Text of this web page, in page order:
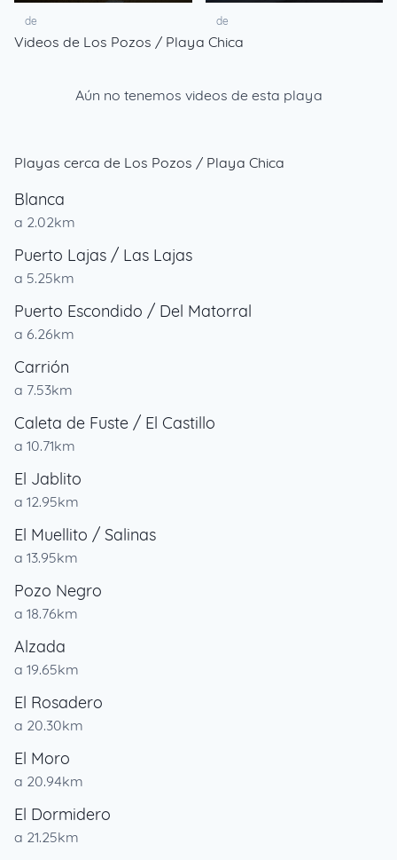
de de
Videos de Los Pozos / Playa Chica
Aún no tenemos videos de esta playa
Playas cerca de Los Pozos / Playa Chica
Blanca
a 2.02km
Puerto Lajas / Las Lajas
a 5.25km
Puerto Escondido / Del Matorral
a 6.26km
Carrión
a 7.53km
Caleta de Fuste / El Castillo
a 10.71km
El Jablito
a 12.95km
El Muellito / Salinas
a 13.95km
Pozo Negro
a 18.76km
Alzada
a 19.65km
El Rosadero
a 20.30km
El Moro
a 20.94km
El Dormidero
a 21.25km